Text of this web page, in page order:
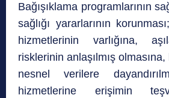
Bağışıklama programlarının
sağlığı yararlarının
hizmetlerinin varlığına,
risklerinin anlaşılmış
nesnel verilere
hizmetlerine erişimin